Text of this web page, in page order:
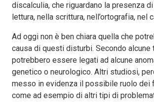
discalculia, che riguardano la presenza
lettura, nella scrittura, nell’ortografia, nel
Ad oggi non è ben chiara quella che
causa di questi disturbi. Secondo
potrebbero essere legati ad alcune
genetico o neurologico. Altri studiosi,
messo in evidenza il possibile ruolo dei
come ad esempio di altri tipi di